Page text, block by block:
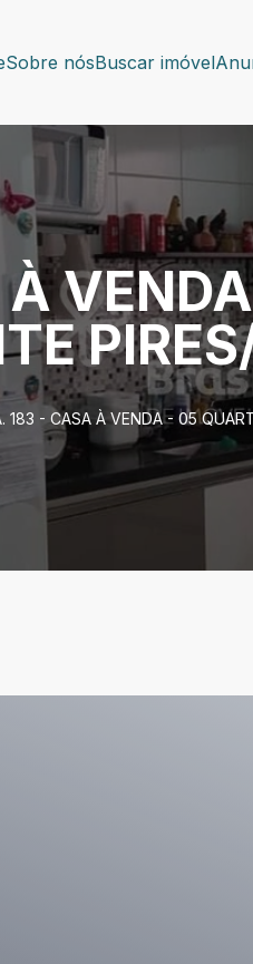
Sobre nósBuscar imóvel
183 - CASA À VENDA - 05